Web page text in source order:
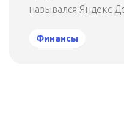
назывался Яндекс
Финансы